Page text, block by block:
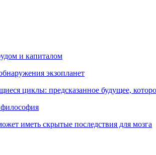
и капиталом
экзопланет
циклы: предсказанное будущее,
философия
иметь скрытые последствия для мозга